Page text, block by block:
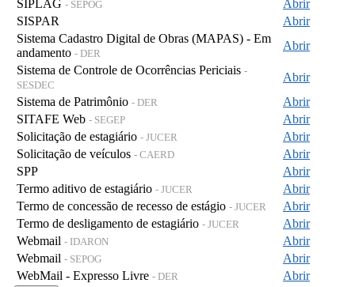
SIPLAG - SEPOG
Abrir
SISPAR
Abrir
Sistema Cadastro Digital de Obras (MAPAS) - Em
andamento - DER
Abrir
Sistema de Controle de Ocorrências Periciais -
SESDEC
Abrir
Sistema de Patrimônio - DER
Abrir
SITAFE Web - SEGEP
Abrir
Solicitação de estagiário - JUCER
Abrir
Solicitação de veículos - CAERD
Abrir
SPP
Abrir
Termo aditivo de estagiário - JUCER
Abrir
Termo de concessão de recesso de estágio - JUCER
Abrir
Termo de desligamento de estagiário - JUCER
Abrir
Webmail - IDARON
Abrir
Webmail - SEPOG
Abrir
WebMail - Expresso Livre - DER Abrir